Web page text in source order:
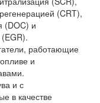
(CRT),
(DOC) и
работающие
и
и с
в качестве